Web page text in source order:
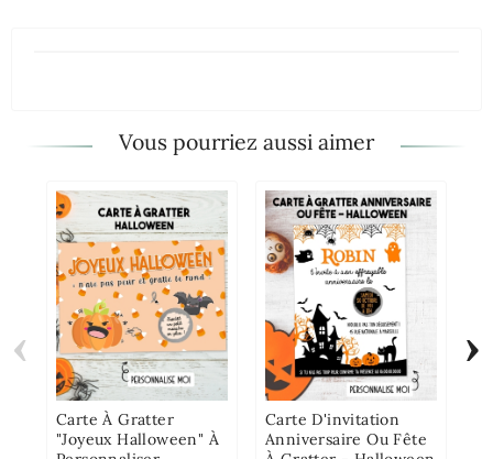
Vous pourriez aussi aimer
Carte À Gratter
"Joyeux Halloween" À
Carte D'invitation
Anniversaire Ou Fête
‹ ›